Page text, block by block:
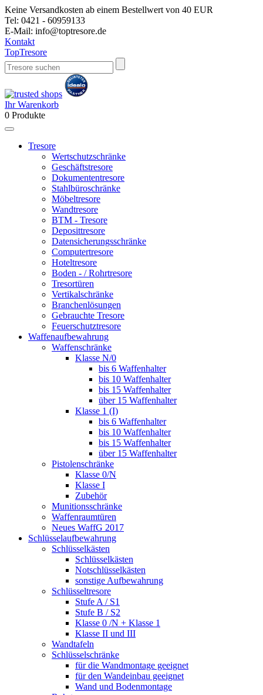
Keine Versandkosten ab einem Bestellwert von 40 EUR
Tel: 0421 - 60959133
E-Mail: info@toptresore.de
Kontakt
TopTresore
Ihr Warenkorb
0 Produkte
Tresore
Wertschutzschränke
Geschäftstresore
Dokumententresore
Stahlbüroschränke
Möbeltresore
Wandtresore
BTM - Tresore
Deposittresore
Datensicherungsschränke
Computertresore
Hoteltresore
Boden - / Rohrtresore
Tresortüren
Vertikalschränke
Branchenlösungen
Gebrauchte Tresore
Feuerschutztresore
Waffenaufbewahrung
Waffenschränke
Klasse N/0
bis 6 Waffenhalter
bis 10 Waffenhalter
bis 15 Waffenhalter
über 15 Waffenhalter
Klasse 1 (I)
bis 6 Waffenhalter
bis 10 Waffenhalter
bis 15 Waffenhalter
über 15 Waffenhalter
Pistolenschränke
Klasse 0/N
Klasse I
Zubehör
Munitionsschränke
Waffenraumtüren
Neues WaffG 2017
Schlüsselaufbewahrung
Schlüsselkästen
Schlüsselkästen
Notschlüsselkästen
sonstige Aufbewahrung
Schlüsseltresore
Stufe A / S1
Stufe B / S2
Klasse 0 /N + Klasse 1
Klasse II und III
Wandtafeln
Schlüsselschränke
für die Wandmontage geeignet
für den Wandeinbau geeignet
Wand und Bodenmontage